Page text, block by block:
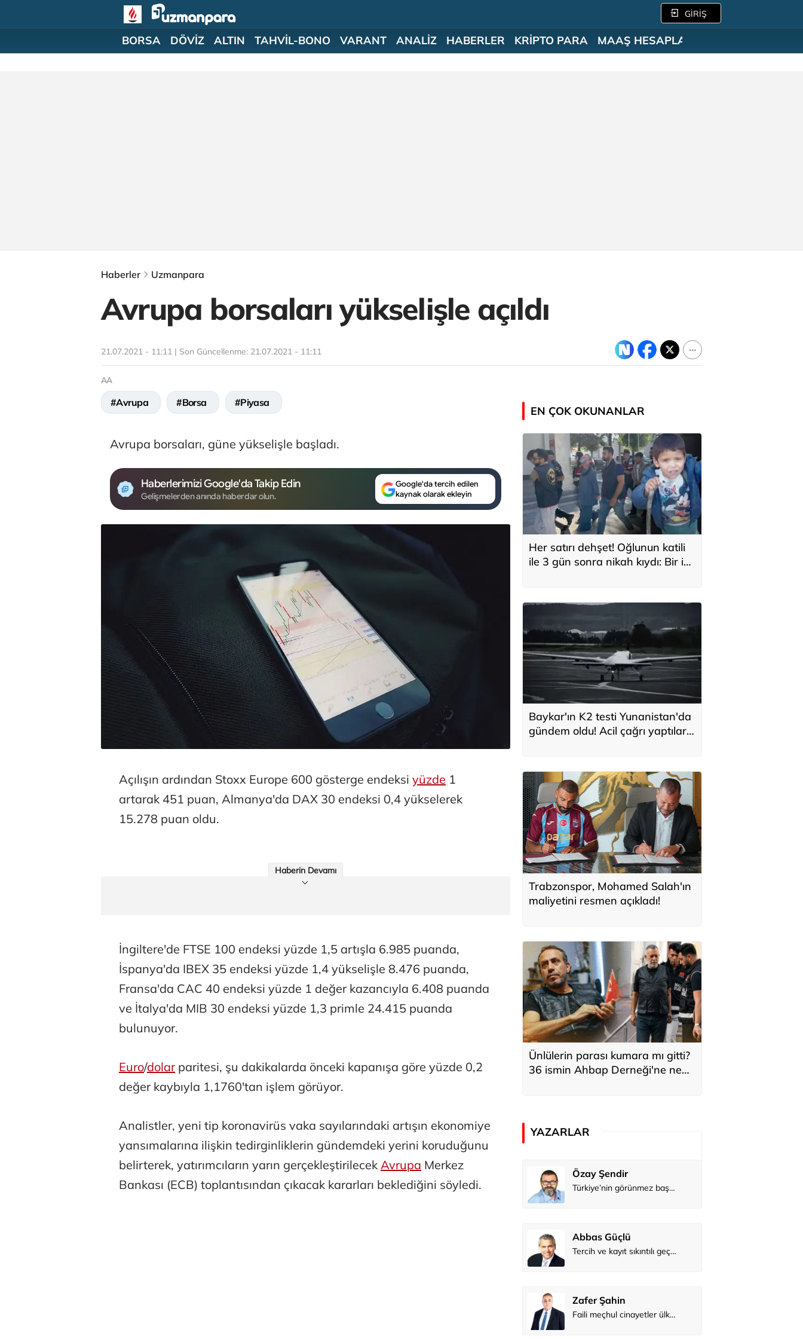
GİRİŞ
BORSA DÖVİZ ALTIN TAHVİL-BONO VARANT ANALİZ HABERLER KRİPTO PARA MAAŞ HESAPLAMA
Haberler Uzmanpara
Avrupa borsaları yükselişle açıldı
21.07.2021 - 11:11 | Son Güncellenme: 21.07.2021 - 11:11
AA
#Avrupa #Borsa #Piyasa
Avrupa borsaları, güne yükselişle başladı.
Haberlerimizi Google'da Takip Edin
Gelişmelerden anında haberdar olun.
Google'da tercih edilen
kaynak olarak ekleyin
Açılışın ardından Stoxx Europe 600 gösterge endeksi yüzde 1
artarak 451 puan, Almanya'da DAX 30 endeksi 0,4 yükselerek
15.278 puan oldu.
Haberin Devamı
İngiltere'de FTSE 100 endeksi yüzde 1,5 artışla 6.985 puanda,
İspanya'da IBEX 35 endeksi yüzde 1,4 yükselişle 8.476 puanda,
Fransa'da CAC 40 endeksi yüzde 1 değer kazancıyla 6.408 puanda
ve İtalya'da MIB 30 endeksi yüzde 1,3 primle 24.415 puanda
bulunuyor.
Euro/dolarparitesi, şu dakikalarda önceki kapanışa göre yüzde 0,2
değer kaybıyla 1,1760'tan işlem görüyor.
Analistler, yeni tip koronavirüs vaka sayılarındaki artışın ekonomiye
yansımalarına ilişkin tedirginliklerin gündemdeki yerini koruduğunu
belirterek, yatırımcıların yarın gerçekleştirilecek Avrupa Merkez
Bankası (ECB) toplantısından çıkacak kararları beklediğini söyledi.
EN ÇOK OKUNANLAR
Her satırı dehşet! Oğlunun katili
ile 3 gün sonra nikah kıydı: Bir iki
Baykar'ın K2 testi Yunanistan'da
gündem oldu! Acil çağrı yaptılar...
Trabzonspor, Mohamed Salah'ın
maliyetini resmen açıkladı!
Ünlülerin parası kumara mı gitti?
36 ismin Ahbap Derneği'ne ne
YAZARLAR
Atilay Kandemir
Mağaza açılışı
Özay Şendir Atilay Kandemir
Mağaza açılışı